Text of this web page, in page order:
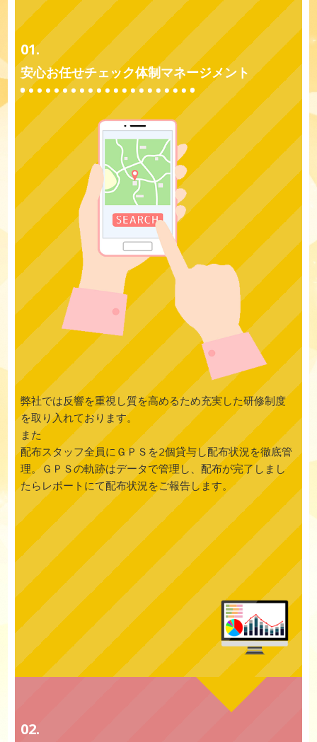
01.
安心お任せチェック体制マネージメント
弊社では反響を重視し質を高めるため充実した研修制度
を取り入れております。
また
配布スタッフ全員にＧＰＳを2個貸与し配布状況を徹底管
理。ＧＰＳの軌跡はデータで管理し、配布が完了しまし
たらレポートにて配布状況をご報告します。
02.